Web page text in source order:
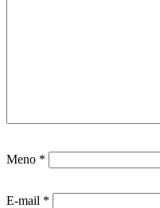
Meno *
E-mail *